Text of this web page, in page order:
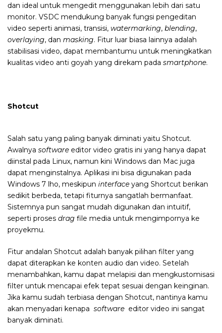
dan ideal untuk mengedit menggunakan lebih dari satu
monitor. VSDC mendukung banyak fungsi pengeditan
video seperti animasi, transisi, watermarking, blending,
overlaying, dan masking. Fitur luar biasa lainnya adalah
stabilisasi video, dapat membantumu untuk meningkatkan
kualitas video anti goyah yang direkam pada smartphone.
Shotcut
Salah satu yang paling banyak diminati yaitu Shotcut.
Awalnya software editor video gratis ini yang hanya dapat
diinstal pada Linux, namun kini Windows dan Mac juga
dapat menginstalnya. Aplikasi ini bisa digunakan pada
Windows 7 lho, meskipun interface yang Shortcut berikan
sedikit berbeda, tetapi fiturnya sangatlah bermanfaat.
Sistemnya pun sangat mudah digunakan dan intuitif,
seperti proses drag file media untuk mengimpornya ke
proyekmu.
Fitur andalan Shotcut adalah banyak pilihan filter yang
dapat diterapkan ke konten audio dan video. Setelah
menambahkan, kamu dapat melapisi dan mengkustomisasi
filter untuk mencapai efek tepat sesuai dengan keinginan.
Jika kamu sudah terbiasa dengan Shotcut, nantinya kamu
akan menyadari kenapa software editor video ini sangat
banyak diminati.